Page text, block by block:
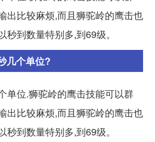
出比较麻烦,而且狮驼岭的鹰击也
到数量特别多,到69级。
几个单位?
单位.狮驼岭的鹰击技能可以群
出比较麻烦,而且狮驼岭的鹰击也
到数量特别多,到69级。